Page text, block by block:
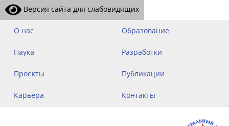
Версия сайта для слабовидящих
О нас Образование
Наука Разработки
Проекты Публикации
Карьера Контакты